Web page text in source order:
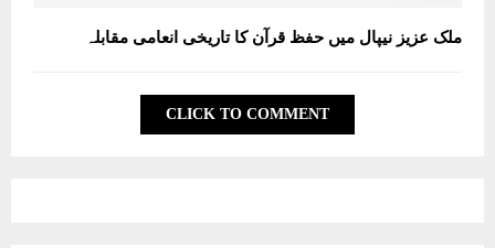
ملک عزیز نیپال میں حفظ قرآن کا تاریخی انعامی مقابلہ
CLICK TO COMMENT